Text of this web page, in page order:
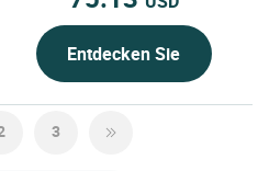
Entdecken Sie
3